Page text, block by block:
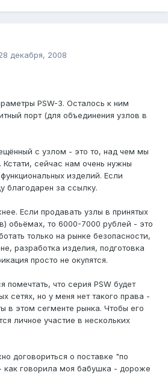
декабря, 2008
PSW-3. Осталось к ним
порт (для объединения узлов в
с узлом - это то, над чем мы
сейчас нам очень нужны
изделий. Если
благодарен за ссылку.
Если продавать узлы в принятых
обьёмах, то 6000-7000 рублей - это
только на рынке безопасности,
разработка изделия, подготовка
просто не окупятся.
помечтать, что серия PSW будет
сетях, но у меня нет такого права -
в этом сегменте рынка. Чтобы его
личное участие в нескольких
договориться о поставке "по
как говорила моя бабушка - дороже